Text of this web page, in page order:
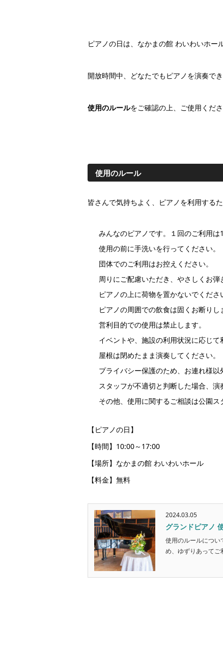
ピアノの日は、なかまの館 わいわいホー
開放時間中、どなたでもピアノを演奏でき
使用のルールをご確認の上、ご使用くだ
使用のルール
皆さんで気持ちよく、ピアノを利用する
みんなのピアノです。１回のご利用は
使用の前に手洗いを行ってください。
団体でのご利用はお控えください。
周りにご配慮いただき、やさしくお弾
ピアノの上に荷物を置かないでくださ
ピアノの周囲での飲食は固くお断りし
営利目的での使用は禁止します。
イベントや、施設の利用状況に応じて
屋根は閉めたまま演奏してください。
プライバシー保護のため、お連れ様以
スタッフが不適切と判断した場合、演
その他、使用に関するご相談は公園ス
【ピアノの日】
【時間】10:00～17:00
【場所】なかまの館 わいわいホール
【料金】無料
2024.03.05
グランドピアノ
使用のルールについ
め、ゆずりあってご